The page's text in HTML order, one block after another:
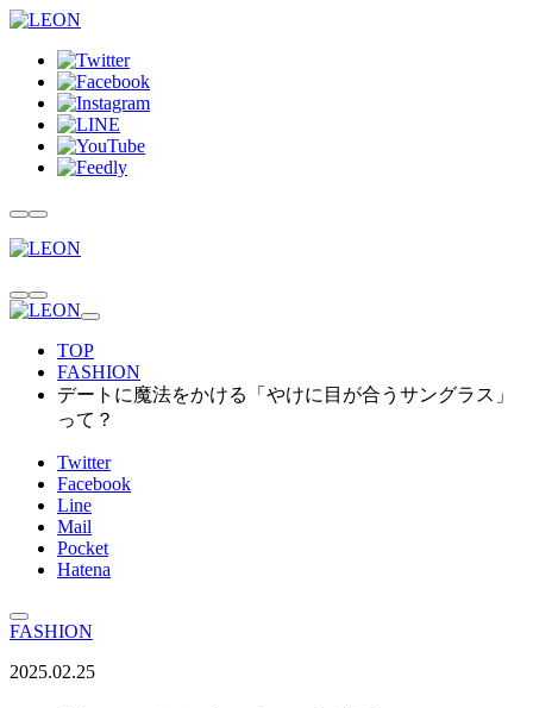
TOP
FASHION
デートに魔法をかける「やけに目が合うサングラス」
って？
Twitter
Facebook
Line
Mail
Pocket
Hatena
FASHION
2025.02.25